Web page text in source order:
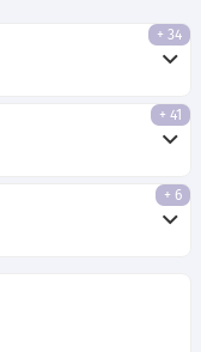
+ 34
+ 41
+ 6